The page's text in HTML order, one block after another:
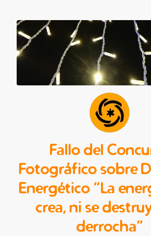
Fallo del
Fotográfico sobre
Energético “La
crea, ni se
derrocha”